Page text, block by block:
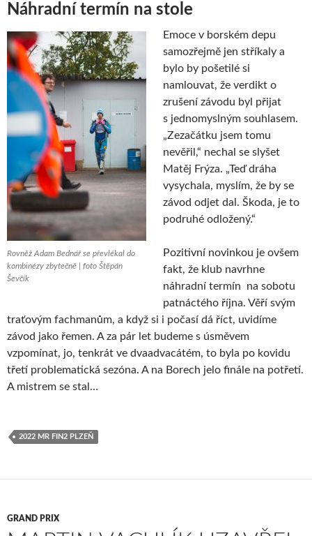
Náhradní termín na stole
Rovněž Adam Bednář se převlékal do
kombinézy zbytečně | foto Štěpán
Ševčík
Emoce v borském depu
samozřejmě jen stříkaly a
bylo by pošetilé si
namlouvat, že verdikt o
zrušení závodu byl přijat
s jednomyslným souhlasem.
„Zezačátku jsem tomu
nevěřil,“ nechal se slyšet
Matěj Frýza. „Teď dráha
vysychala, myslím, že by se
závod odjet dal. Škoda, je to
podruhé odložený.“
Pozitivní novinkou je ovšem
fakt, že klub navrhne
náhradní termín na sobotu
patnáctého října. Věří svým
traťovým fachmanům, a když si i počasí dá říct, uvidíme
závod jako řemen. A za pár let budeme s úsměvem
vzpomínat, jo, tenkrát ve dvaadvacátém, to byla po kovidu
třetí problematická sezóna. A na Borech jelo finále na potřetí.
A mistrem se stal…
2022 MR FIN2 PLZEŇ
GRAND PRIX